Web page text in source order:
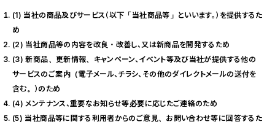
(1) 当社の商品及びサービス（以下「当社商品等」といいます。）を提供するた
め
(2) 当社商品等の内容を改良・改善し、又は新商品を開発するため
(3) 新商品、更新情報、キャンペーン、イベント等及び当社が提供する他の
サービスのご案内（電子メール、チラシ、その他のダイレクトメールの送付を
含む。）のため
(4) メンテナンス、重要なお知らせ等必要に応じたご連絡のため
(5) 当社商品等に関する利用者からのご意見、お問い合わせ等に回答するた